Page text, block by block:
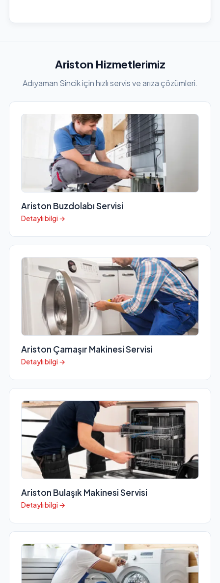
Ariston Hizmetlerimiz
Adıyaman Sincik için hızlı servis ve arıza çözümleri.
Ariston Buzdolabı Servisi
Detaylı bilgi →
Ariston Çamaşır Makinesi Servisi
Detaylı bilgi →
Ariston Bulaşık Makinesi Servisi
Detaylı bilgi →